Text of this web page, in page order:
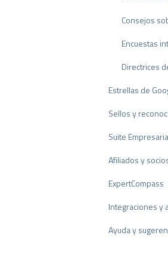
Consejos
Encuestas
Directrices
Estrellas de
Rich Snippet
Sellos y
Sello PRO
Sello de
Premios
Suite
Afiliados y
Programa de
ExpertCompass
Integraciones y
Plugins para
Ayuda y